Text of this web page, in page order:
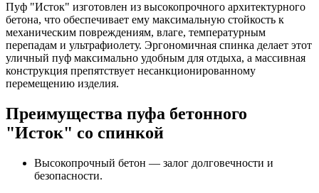
Пуф "Исток" изготовлен из высокопрочного архитектурного
бетона, что обеспечивает ему максимальную стойкость к
механическим повреждениям, влаге, температурным
перепадам и ультрафиолету. Эргономичная спинка делает этот
уличный пуф максимально удобным для отдыха, а массивная
конструкция препятствует несанкционированному
перемещению изделия.
Преимущества пуфа бетонного
"Исток" со спинкой
Высокопрочный бетон — залог долговечности и
безопасности.